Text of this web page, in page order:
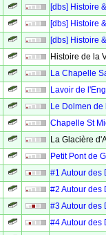
[dbs] Histoire
[dbs] Histoire
[dbs] Histoire
Histoire de la
La Chapelle
Lavoir de
Le Dolmen de
Chapelle St
La Glacière
Petit Pont de
#1 Autour des
#2 Autour des
#3 Autour des
#4 Autour des